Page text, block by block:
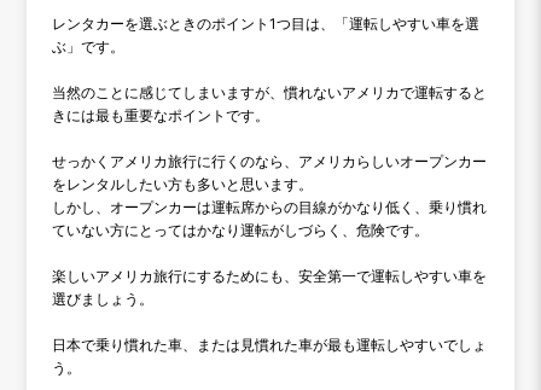
レンタカーを選ぶときのポイント1つ目は、「運転しやすい車を選
ぶ」です。
当然のことに感じてしまいますが、慣れないアメリカで運転すると
きには最も重要なポイントです。
せっかくアメリカ旅行に行くのなら、アメリカらしいオープンカー
をレンタルしたい方も多いと思います。
しかし、オープンカーは運転席からの目線がかなり低く、乗り慣れ
ていない方にとってはかなり運転がしづらく、危険です。
楽しいアメリカ旅行にするためにも、安全第一で運転しやすい車を
選びましょう。
日本で乗り慣れた車、または見慣れた車が最も運転しやすいでしょ
う。